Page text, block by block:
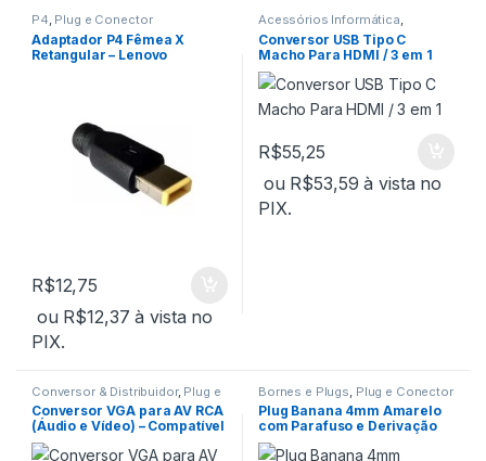
P4, Plug e Conector
Adaptador P4 Fêmea X
Retangular – Lenovo
R$12,75
ou R$12,37 à vista no
PIX.
Acessórios Informática,
Adaptadores,Conversor &
Distribuidor, Informática
Conversor USB Tipo C
Macho Para HDMI / 3 em 1
R$55,25
ou R$53,59 à vista no
PIX.
Conversor & Distribuidor, Plug e
Conector
Conversor VGA para AV RCA
(Áudio e Vídeo) – Compatível
com TVs e Projetores
Bornes e Plugs Plug e Conector
Plug Banana 4mm Amarelo
com Parafuso e Derivação